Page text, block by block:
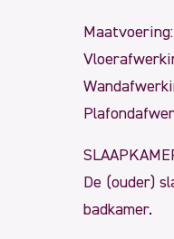
De (ouder)
badkamer.